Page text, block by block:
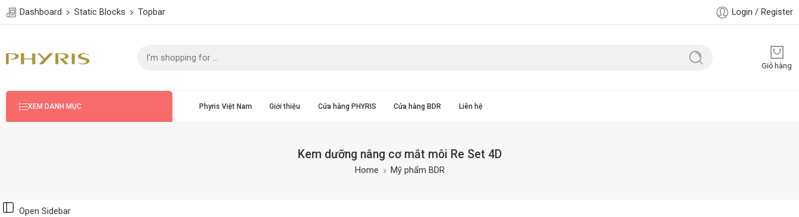
Dashboard Static Blocks Topbar Login / Register
Giỏ hàng
XEM DANH MỤC Phyris Việt Nam Giới thiệu Cửa hàng PHYRIS Cửa hàng BDR Liên hệ
Kem dưỡng nâng cơ mắt môi Re Set 4D
Home Mỹ phẩm BDR
Open Sidebar